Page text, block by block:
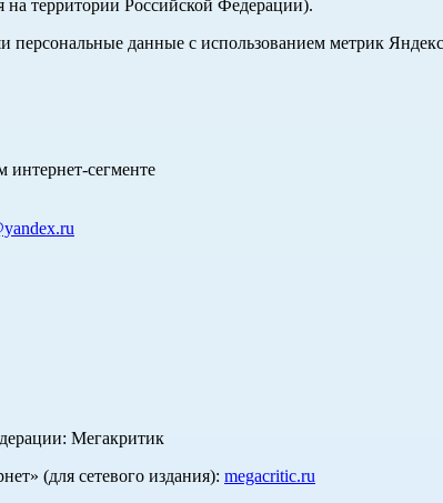
на территории Российской Федерации).
персональные данные с использованием метрик
сегменте
Мегакритик
(для сетевого издания): megacritic.ru